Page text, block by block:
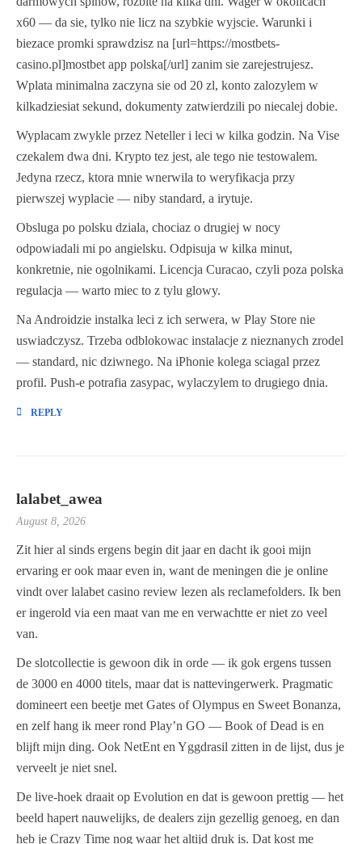
x60 — da sie, tylko nie licz na szybkie wyjscie. Warunki i
biezace promki sprawdzisz na [url=https://mostbets-
casino.pl]mostbet app polska[/url] zanim sie zarejestrujesz.
Wplata minimalna zaczyna sie od 20 zl, konto zalozylem w
kilkadziesiat sekund, dokumenty zatwierdzili po niecalej dobie.
Wyplacam zwykle przez Neteller i leci w kilka godzin. Na Vise
czekalem dwa dni. Krypto tez jest, ale tego nie testowalem.
Jedyna rzecz, ktora mnie wnerwila to weryfikacja przy
pierwszej wyplacie — niby standard, a irytuje.
Obsluga po polsku dziala, chociaz o drugiej w nocy
odpowiadali mi po angielsku. Odpisuja w kilka minut,
konkretnie, nie ogolnikami. Licencja Curacao, czyli poza polska
regulacja — warto miec to z tylu glowy.
Na Androidzie instalka leci z ich serwera, w Play Store nie
uswiadczysz. Trzeba odblokowac instalacje z nieznanych zrodel
— standard, nic dziwnego. Na iPhonie kolega sciagal przez
profil. Push-e potrafia zasypac, wylaczylem to drugiego dnia.
REPLY
lalabet_awea
August 8, 2026
Zit hier al sinds ergens begin dit jaar en dacht ik gooi mijn
ervaring er ook maar even in, want de meningen die je online
vindt over lalabet casino review lezen als reclamefolders. Ik ben
er ingerold via een maat van me en verwachtte er niet zo veel
van.
De slotcollectie is gewoon dik in orde — ik gok ergens tussen
de 3000 en 4000 titels, maar dat is nattevingerwerk. Pragmatic
domineert een beetje met Gates of Olympus en Sweet Bonanza,
en zelf hang ik meer rond Play’n GO — Book of Dead is en
blijft mijn ding. Ook NetEnt en Yggdrasil zitten in de lijst, dus je
verveelt je niet snel.
De live-hoek draait op Evolution en dat is gewoon prettig — het
beeld hapert nauwelijks, de dealers zijn gezellig genoeg, en dan
heb je Crazy Time nog waar het altijd druk is. Dat kost me